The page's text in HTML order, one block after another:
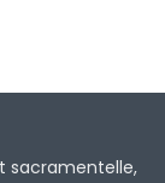
sacramentelle,